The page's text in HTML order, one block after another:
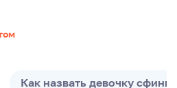
Как назвать девочку сфинкса